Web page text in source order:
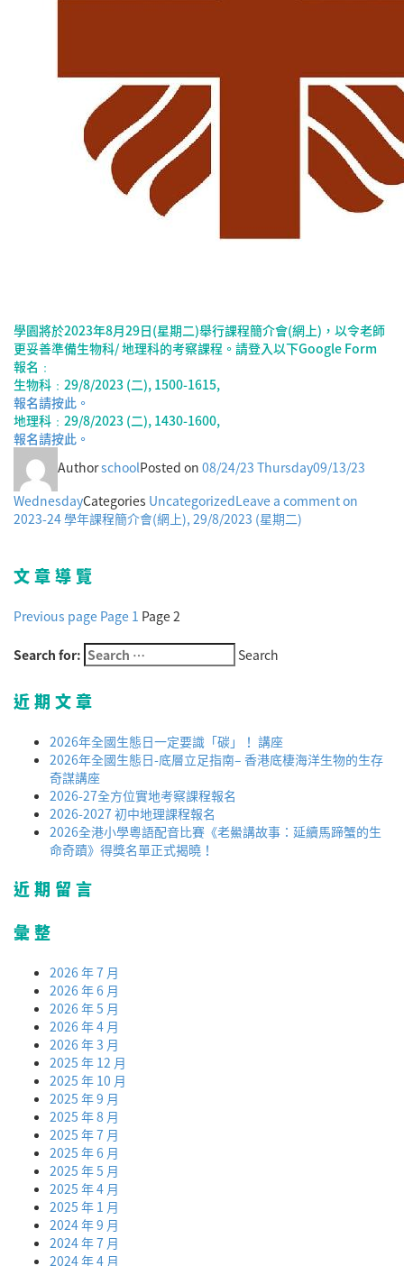
學園將於2023年8月29日(星期二)舉行課程簡介會(網上)，以令老師
更妥善準備生物科/ 地理科的考察課程。請登入以下Google Form
報名﹕
生物科﹕29/8/2023 (二), 1500-1615,
報名請按此。
地理科﹕29/8/2023 (二), 1430-1600,
報名請按此。
AuthorschoolPosted on 08/24/23 Thursday09/13/23
WednesdayCategories UncategorizedLeave a commenton
2023-24 學年課程簡介會(網上), 29/8/2023 (星期二)
文章導覽
Previous page Page 1 Page2
Search for: Search
近期文章
2026年全國生態日一定要識「碳」！ 講座
2026年全國生態日-底層立足指南– 香港底棲海洋生物的生存
奇謀講座
2026-27全方位實地考察課程報名
2026-2027 初中地理課程報名
2026全港小學粵語配音比賽《老鱟講故事：延續馬蹄蟹的生
命奇蹟》得獎名單正式揭曉！
近期留言
彙整
2026 年 7 月
2026 年 6 月
2026 年 5 月
2026 年 4 月
2026 年 3 月
2025 年 12 月
2025 年 10 月
2025 年 9 月
2025 年 8 月
2025 年 7 月
2025 年 6 月
2025 年 5 月
2025 年 4 月
2025 年 1 月
2024 年 9 月
2024 年 7 月
2024 年 4 月